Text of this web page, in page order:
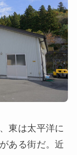
東は太平洋に
ある街だ。近